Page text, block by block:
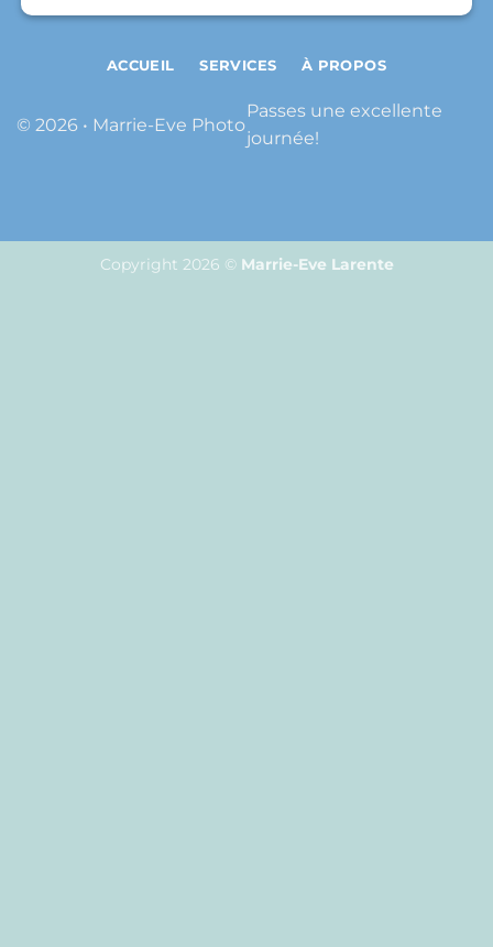
© 2026 • Marrie-Eve Photo
ACCUEIL SERVICES À PROPOS
Passes une excellente
journée!
Copyright 2026 © Marrie-Eve Larente